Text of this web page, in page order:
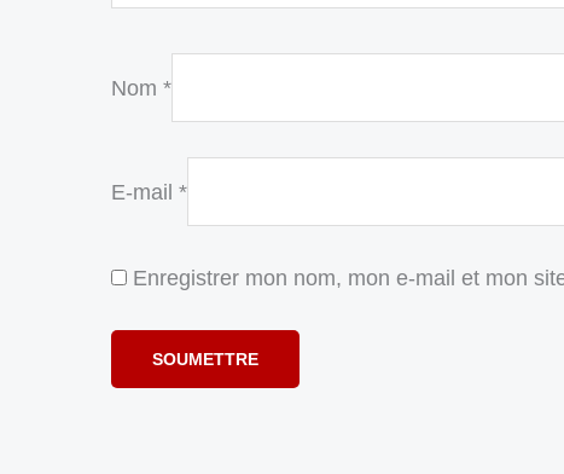
Nom *
E-mail *
Enregistrer mon nom, mon e-mail et mon